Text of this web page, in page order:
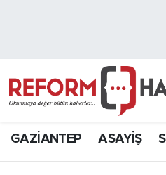
GAZİANTEP ASAYİŞ
Hava Durumu
Süper Lig Puan